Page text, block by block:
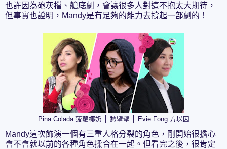
也許因為砲灰檔、艙底劇，會讓很多人對這不抱太大期待，
但事實也證明，Mandy是有足夠的能力去撐起一部劇的！
Pina Colada 菠蘿椰奶 │ 愁擘擘 │ Evie Fong 方以因
Mandy這次飾演一個有三重人格分裂的角色，剛開始很擔心
會不會就以前的各種角色揉合在一起。但看完之後，很肯定